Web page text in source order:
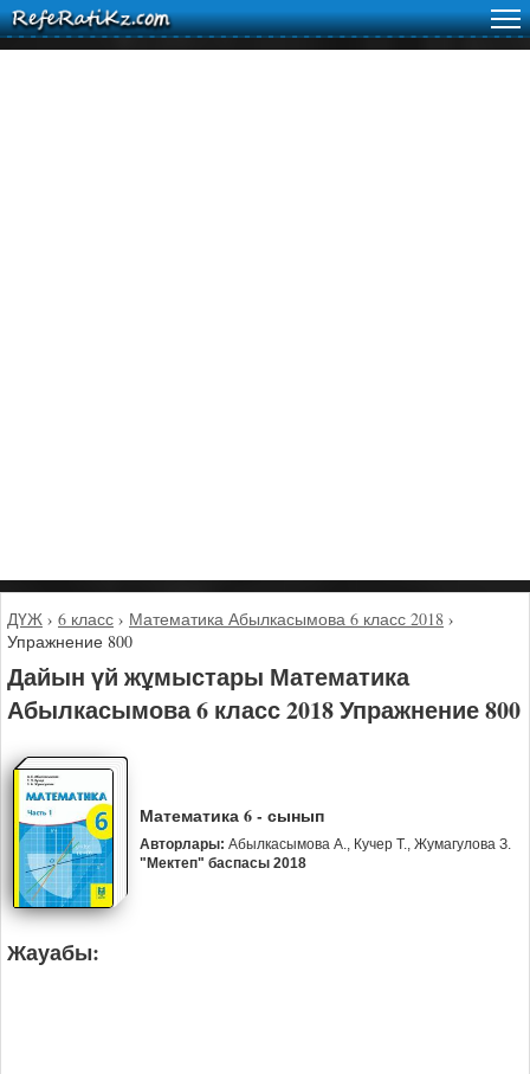
ДҮЖ › 6 класс › Математика Абылкасымова 6 класс 2018 ›
Упражнение 800
Дайын үй жұмыстары Математика
Абылкасымова 6 класс 2018 Упражнение 800
Математика 6 - сынып
Авторлары: Абылкасымова А., Кучер Т., Жумагулова З.
"Мектеп" баспасы 2018
Жауабы: